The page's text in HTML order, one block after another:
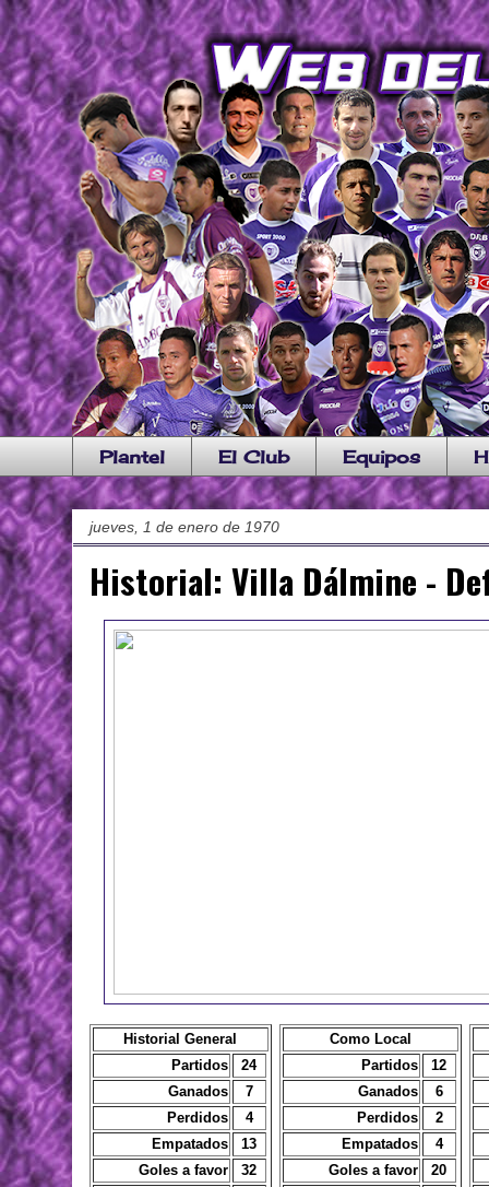
Plantel El Club Equipos
jueves, 1 de enero de 1970
Historial: Villa Dálmine -
Historial General
Partidos
24
Ganados
7
Perdidos
4
Empatados
13
Goles a favor
32
Como Local
Partidos
12
Ganados
6
Perdidos
2
Empatados
4
Goles a favor
20